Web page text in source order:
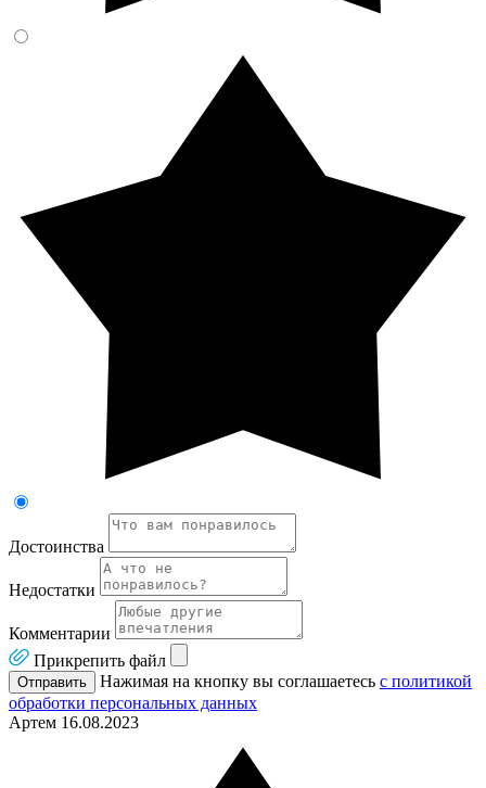
Достоинства
Недостатки
Комментарии
Прикрепить файл
Отправить Нажимая на кнопку вы соглашаетесь с политикой
обработки персональных данных
Артем 16.08.2023